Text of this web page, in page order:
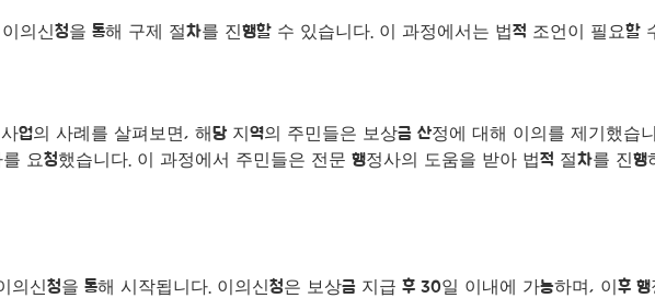
의신청을 통해 구제 절차를 진행할 수 있습니다. 이 과정에서는 법적 조언이 필요할
사업의 사례를 살펴보면, 해당 지역의 주민들은 보상금 산정에 대해 이의를 제기했
요청했습니다. 이 과정에서 주민들은 전문 행정사의 도움을 받아 법적 절차를 진
의신청을 통해 시작됩니다. 이의신청은 보상금 지급 후 30일 이내에 가능하며, 이후